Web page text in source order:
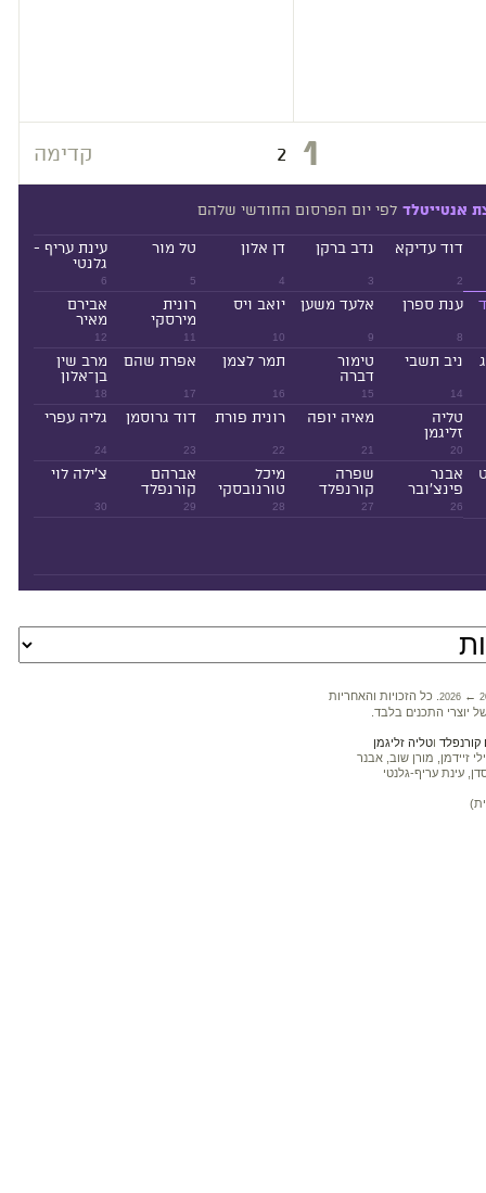
1
2 קדימה
אנטייטלד לפי יום הפרסום החודשי שלהם
2
דוד עדיקא
3
נדב ברקן
4
דן אלון
5
טל מור
6
עינת עריף -
גלנטי
8
ענת ספרן
9
אלעד משען
10
יואב ויס
11
רונית
מירסקי
12
אבירם
מאיר
14
ניב תשבי
15
טימור
דברה
16
תמר לצמן
17
אפרת שהם
18
מרב שין
בן־אלון
20
טליה
זליגמן
21
מאיה יופה
22
רונית פורת
23
דוד גרוסמן
24
גליה עפרי
26
אבנר
פינצ'ובר
27
שפרה
קורנפלד
28
מיכל
טורנובסקי
29
אברהם
קורנפלד
30
צ'ילה לוי
2026 ←
. כל הזכויות והאחריות
יוצרי התכנים בלבד.
וטליה זליגמן
זיידמן, מורן שוב, אבנר
עינת עריף-גלנטי